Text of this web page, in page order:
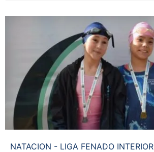
NATACION - LIGA FENADO INTERIOR